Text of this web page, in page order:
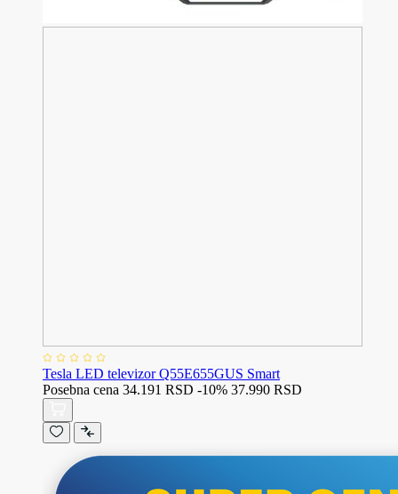
Tesla LED televizor Q55E655GUS Smart
Posebna cena 34.191 RSD -10% 37.990 RSD